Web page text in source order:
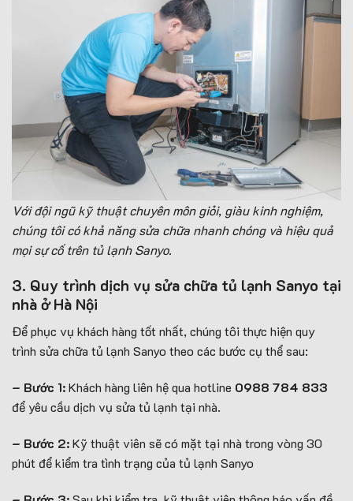
Với đội ngũ kỹ thuật chuyên môn giỏi, giàu kinh nghiệm,
chúng tôi có khả năng sửa chữa nhanh chóng và hiệu quả
mọi sự cố trên tủ lạnh Sanyo.
3. Quy trình dịch vụ sửa chữa tủ lạnh Sanyo tại
nhà ở Hà Nội
Để phục vụ khách hàng tốt nhất, chúng tôi thực hiện quy
trình sửa chữa tủ lạnh Sanyo theo các bước cụ thể sau:
– Bước 1:Khách hàng liên hệ qua hotline 0988 784 833
để yêu cầu dịch vụ sửa tủ lạnh tại nhà.
– Bước 2:Kỹ thuật viên sẽ có mặt tại nhà trong vòng 30
phút để kiểm tra tình trạng của tủ lạnh Sanyo